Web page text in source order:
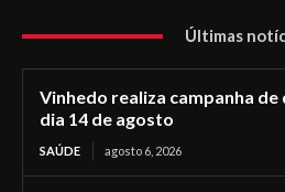
Últimas
Vinhedo realiza campanha de
dia 14 de agosto
SAÚDE agosto 6, 2026